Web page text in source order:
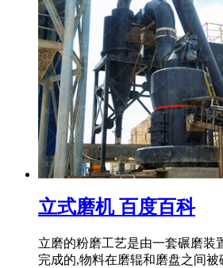
立式磨机 百度百科
立磨的粉磨工艺是由一套碾磨装
完成的,物料在磨辊和磨盘之间